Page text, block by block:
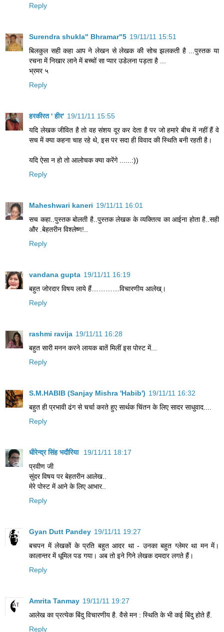
Reply
Surendra shukla" Bhramar"5 19/11/11 15:51
बिलकुल सही कहा आप ने लेखन से लेखक की सोच झलकती है ...पुस्तक या
रचना में निखार लाने में बच्चों सा प्यार उडेलना पड़ता है ...
भ्रमर ५
Reply
हरकीरत ' हीर' 19/11/11 15:55
यदि लेखक जीवित है तो वह संशय दूर कर देता है पर जो हमारे बीच में नहीं हैं वे
सच में क्या कहना चाह रहे थे, इस पर सदा ही विवाद की स्थिति बनी रहती है।
यदि ऐसा न हो तो आलोचक क्या करेंगे ......:))
Reply
Maheshwari kaneri 19/11/11 16:01
सच कहा..पुस्तक बोलती है..पुस्तक लेखक के व्यक्तित्व का आईना होता है..सही
और .बेहतरीन विश्लेष्ण!..
Reply
vandana gupta 19/11/11 16:19
बहुत जोरदार विषय लाये हैं…………विचारणीय आलेख्।
Reply
rashmi ravija 19/11/11 16:28
बहुत सारी मनन करने लायक बातें मिलीं इस पोस्ट में...
Reply
S.M.HABIB (Sanjay Mishra 'Habib') 19/11/11 16:32
बहुत ही प्रभावी ढंग से चर्चा करते हुए सार्थक चिंतन के लिए सादर साधुवाद....
Reply
धीरेन्द्र सिंह भदौरिया
19/11/11 18:17
प्रवीण जी
सुंदर विषय पर बेहतरीन आलेख..
मेरे पोस्ट में आने के लिए आभार..
Reply
Gyan Dutt Pandey 19/11/11 19:27
बचपन में लेखकों के प्रति बहुत आदर था - उनका बहुत ग्लेमर था मन में।
कालान्तर में धूमिल पड गया। अब तो इने गिने लेखक दमदार लगते हैं।
Reply
Amrita Tanmay 19/11/11 19:27
आलेख का प्रत्येक बिंदु विचारणीय है. वैसे मन : स्थिति के भी कई बिंदु होते हैं.
Reply